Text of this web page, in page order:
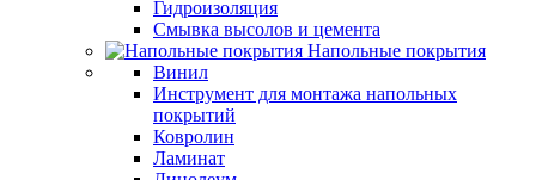
Гидроизоляция
Смывка высолов и цемента
Напольные покрытия
Винил
Инструмент для монтажа напольных
покрытий
Ковролин
Ламинат